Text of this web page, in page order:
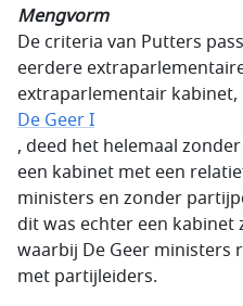
Mengvorm
De criteria van Putters
eerdere
extraparlementair kabinet,
De Geer I
, deed het helemaal
een kabinet met een
ministers en zonder
dit was echter een
waarbij De Geer ministers
met partijleiders.